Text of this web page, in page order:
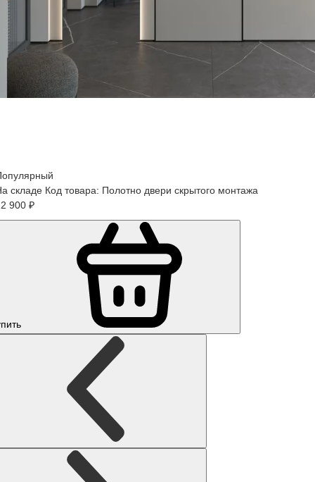
складе Код товара: Полотно двери скрытого монтажа
900 ₽